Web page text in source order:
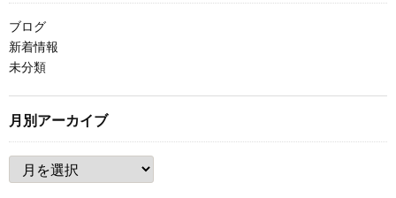
ブログ
新着情報
未分類
月別アーカイブ